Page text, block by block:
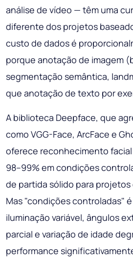
análise de vídeo — têm uma
diferente dos projetos
custo de dados é
porque anotação de imagem
segmentação semântica,
que anotação de texto por
A biblioteca Deepface, que
como VGG-Face, ArcFace e
oferece reconhecimento
98–99% em condições
de partida sólido para
Mas "condições controladas"
iluminação variável, ângulos
parcial e variação de idade
performance